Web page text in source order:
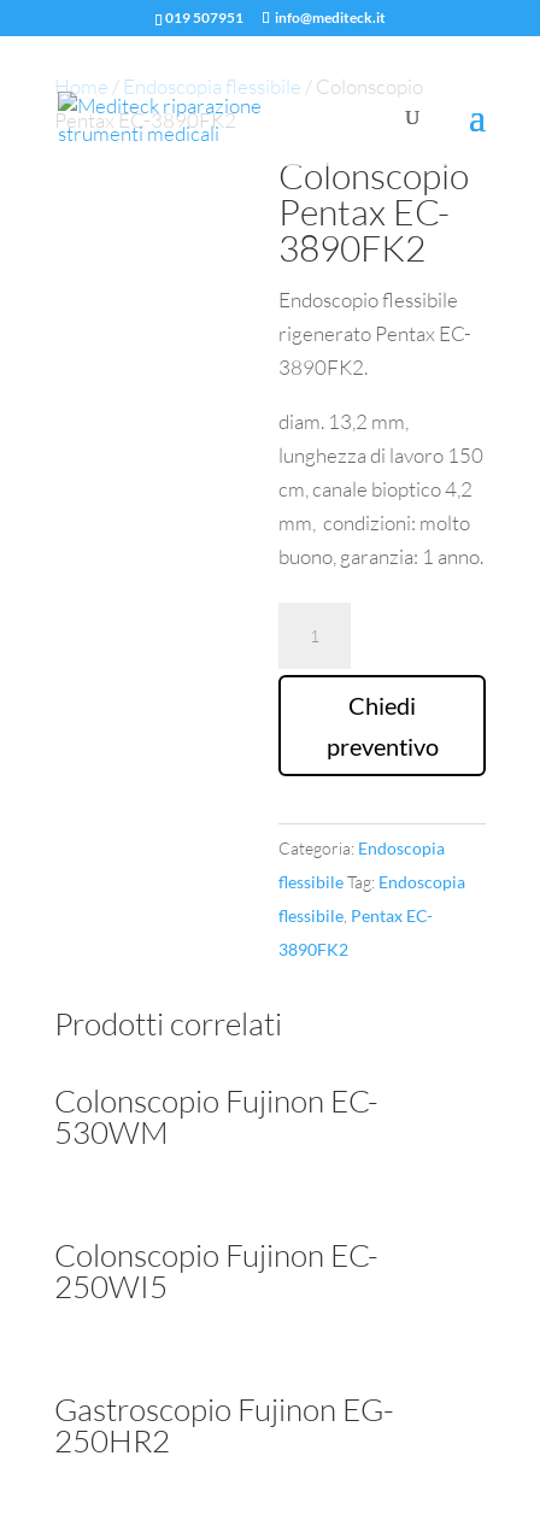
019 507951 info@mediteck.it
Home / Endoscopia flessibile / Colonscopio
Pentax EC-3890FK2
Colonscopio
Pentax EC-
3890FK2
Endoscopio flessibile
rigenerato Pentax EC-
3890FK2.
diam. 13,2 mm,
lunghezza di lavoro 150
cm, canale bioptico 4,2
mm, condizioni: molto
buono, garanzia: 1 anno.
EC-
3890FK2
quantità
Chiedi
preventivo
Categoria: Endoscopia
flessibileTag: Endoscopia
flessibile Pentax EC-
3890FK2
Prodotti correlati
Colonscopio Fujinon EC-
530WM
Colonscopio Fujinon EC-
250WI5
Gastroscopio Fujinon EG-
250HR2